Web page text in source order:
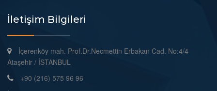
İletişim Bilgileri
İçerenköy mah. Prof.Dr.Necmettin Erbakan Cad. No:4/4
Ataşehir / İSTANBUL
+90 (216) 575 96 96